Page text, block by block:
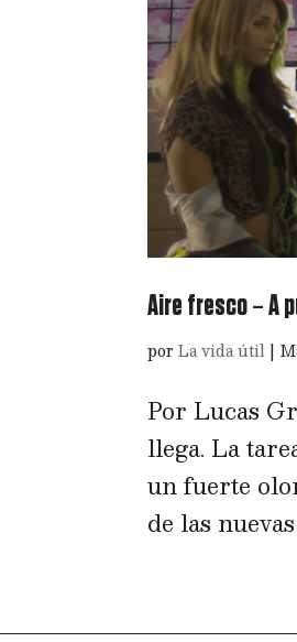
Aire fresco – A
porLa vida útil |
Por Lucas
llega. La
un fuerte
de las